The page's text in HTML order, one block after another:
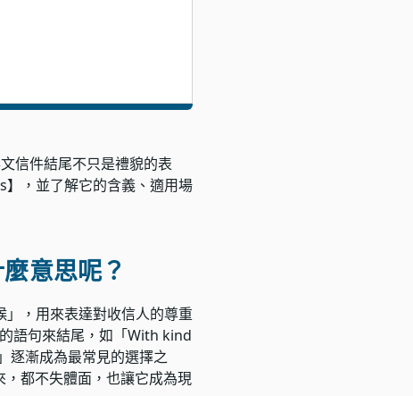
信件結尾不只是禮貌的表
，並了解它的含義、適用場
意思呢？
，用來表達對收信人的尊重
語句來結尾，如「With kind
漸成為最常見的選擇之
都不失體面，也讓它成為現